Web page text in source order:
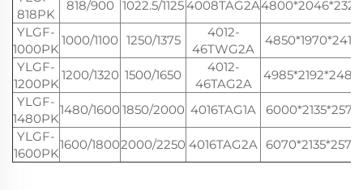
818PK
818/900 1022.5/11254008TAG2A4800*2046*2320
YLGF-
1000PK
1000/1100 1250/1375
4012-
46TWG2A
4850*1970*2410
YLGF-
1200PK
1200/1320 1500/1650
4012-
46TAG2A
4985*2192*2480
YLGF-
1480PK
1480/1600 1850/2000 4016TAG1A
6000*2135*2575
YLGF-
1600PK
1600/18002000/2250 4016TAG2A 6070*2135*2575